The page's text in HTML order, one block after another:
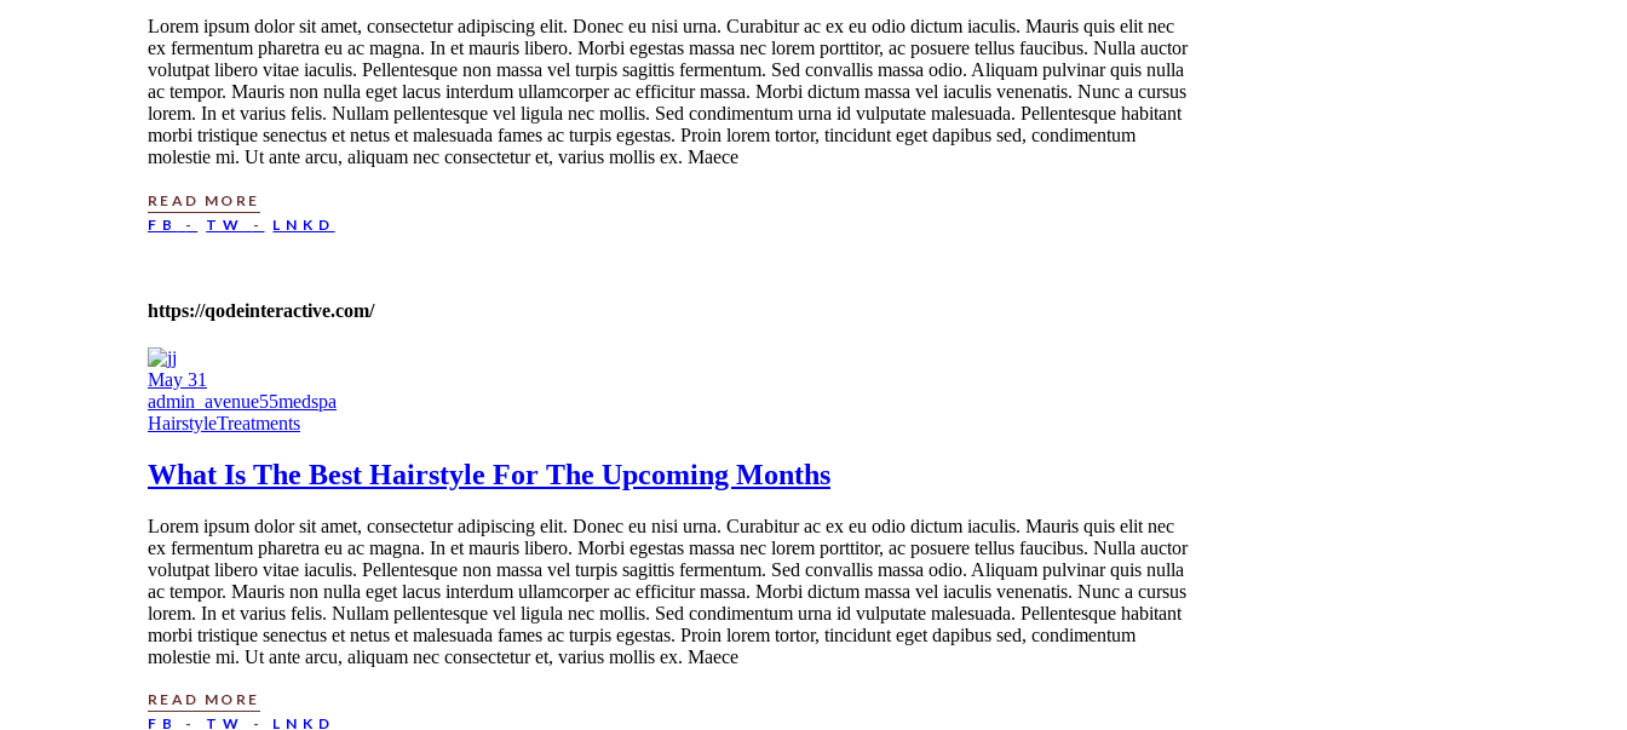
Lorem ipsum dolor sit amet, consectetur adipiscing elit. Donec eu nisi urna. Curabitur ac ex eu odio dictum iaculis. Mauris quis elit nec
ex fermentum pharetra eu ac magna. In et mauris libero. Morbi egestas massa nec lorem porttitor, ac posuere tellus faucibus. Nulla auctor
volutpat libero vitae iaculis. Pellentesque non massa vel turpis sagittis fermentum. Sed convallis massa odio. Aliquam pulvinar quis nulla
ac tempor. Mauris non nulla eget lacus interdum ullamcorper ac efficitur massa. Morbi dictum massa vel iaculis venenatis. Nunc a cursus
lorem. In et varius felis. Nullam pellentesque vel ligula nec mollis. Sed condimentum urna id vulputate malesuada. Pellentesque habitant
morbi tristique senectus et netus et malesuada fames ac turpis egestas. Proin lorem tortor, tincidunt eget dapibus sed, condimentum
molestie mi. Ut ante arcu, aliquam nec consectetur et, varius mollis ex. Maece
READ MORE
FB
TW LNKD
https://qodeinteractive.com/
May 31
admin_avenue55medspa
HairstyleTreatments
What Is The Best Hairstyle For The Upcoming Months
Lorem ipsum dolor sit amet, consectetur adipiscing elit. Donec eu nisi urna. Curabitur ac ex eu odio dictum iaculis. Mauris quis elit nec
ex fermentum pharetra eu ac magna. In et mauris libero. Morbi egestas massa nec lorem porttitor, ac posuere tellus faucibus. Nulla auctor
volutpat libero vitae iaculis. Pellentesque non massa vel turpis sagittis fermentum. Sed convallis massa odio. Aliquam pulvinar quis nulla
ac tempor. Mauris non nulla eget lacus interdum ullamcorper ac efficitur massa. Morbi dictum massa vel iaculis venenatis. Nunc a cursus
lorem. In et varius felis. Nullam pellentesque vel ligula nec mollis. Sed condimentum urna id vulputate malesuada. Pellentesque habitant
morbi tristique senectus et netus et malesuada fames ac turpis egestas. Proin lorem tortor, tincidunt eget dapibus sed, condimentum
molestie mi. Ut ante arcu, aliquam nec consectetur et, varius mollis ex. Maece
READ MORE
FB
TW LNKD